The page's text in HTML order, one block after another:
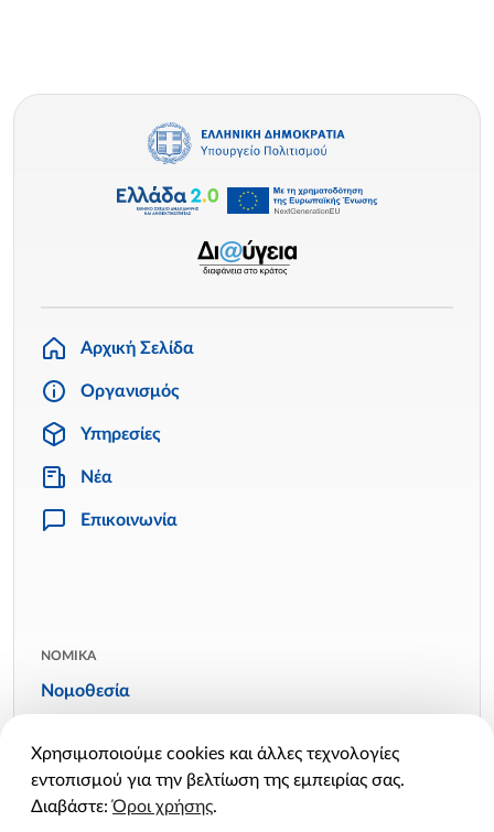
Αρχική Σελίδα
Οργανισμός
Υπηρεσίες
Νέα
Επικοινωνία
ΝΟΜΙΚΑ
Νομοθεσία
Πολιτική απορρήτου
Πολιτική cookies
Χρησιμοποιούμε cookies και άλλες τεχνολογίες
εντοπισμού για την βελτίωση της εμπειρίας σας.
Διαβάστε:Όροι χρήσης.